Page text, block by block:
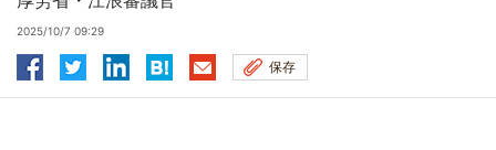
2025/10/7 09:29
保存